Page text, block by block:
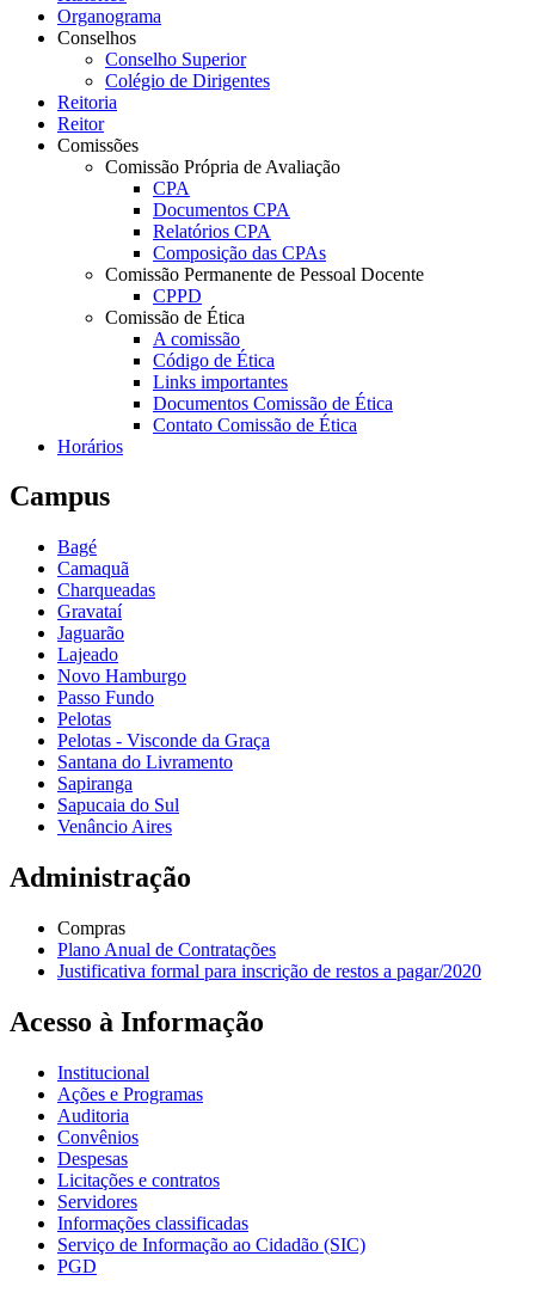
Organograma
Conselhos
Conselho Superior
Colégio de Dirigentes
Reitoria
Reitor
Comissões
Comissão Própria de Avaliação
CPA
Documentos CPA
Relatórios CPA
Composição das CPAs
Comissão Permanente de Pessoal Docente
CPPD
Comissão de Ética
A comissão
Código de Ética
Links importantes
Documentos Comissão de Ética
Contato Comissão de Ética
Horários
Campus
Bagé
Camaquã
Charqueadas
Gravataí
Jaguarão
Lajeado
Novo Hamburgo
Passo Fundo
Pelotas
Pelotas - Visconde da Graça
Santana do Livramento
Sapiranga
Sapucaia do Sul
Venâncio Aires
Administração
Compras
Plano Anual de Contratações
Justificativa formal para inscrição de restos a pagar/2020
Acesso à Informação
Institucional
Ações e Programas
Auditoria
Convênios
Despesas
Licitações e contratos
Servidores
Informações classificadas
Serviço de Informação ao Cidadão (SIC)
PGD